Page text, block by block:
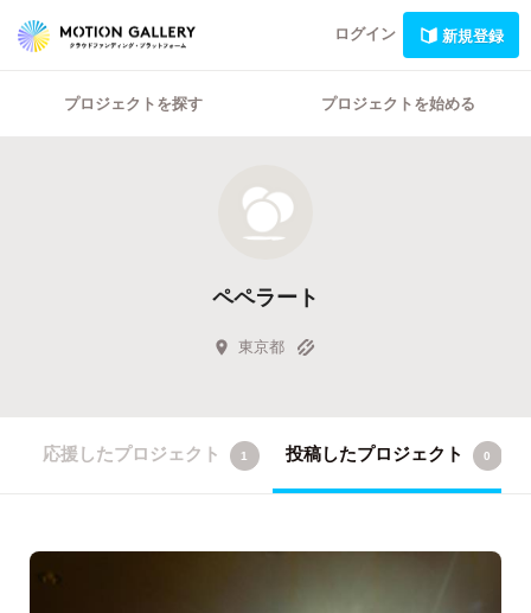
ログイン 新規登録
プロジェクトを探す プロジェクトを始める
ペペラート
東京都
応援したプロジェクト 1 投稿したプロジェクト 0